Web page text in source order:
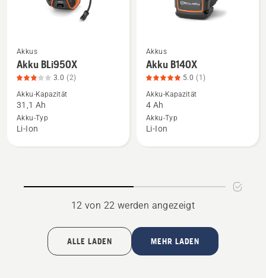
Mehr
Details
zu
Akku
BLi950X
anzeigen,
Akkus
Akku BLi950X
3.0 (2)
Akku-Kapazität
31,1 Ah
Akku-Typ
Li-Ion
Mehr
Details
zu
Akku
B140X
anzeigen,
Akkus
Akku B140X
5.0 (1)
Akku-Kapazität
4 Ah
Akku-Typ
Li-Ion
12 von 22 werden angezeigt
ALLE LADEN MEHR LADEN